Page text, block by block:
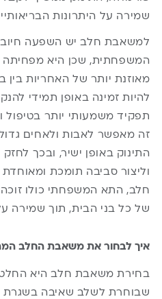
שמירה על היתרונות
למשאבת חלב יש השפעה
המשפחתית, שכן היא מפחיתה
מאוזנת יותר של האחריות בין
להיות זמינה באופן תמידי
תפקיד משמעותי יותר
זה מאפשר לאבות ולאחים
התינוק באופן ישיר, ובכך
וליצור סביבה תומכת
חלב, התא המשפחתי כולו זוכה
של כל בני הבית, תוך שמירה
איך לבחור את משאבת החלב
בחירת משאבת חלב היא
שבוחרת לשלב שאיבה בשגרת